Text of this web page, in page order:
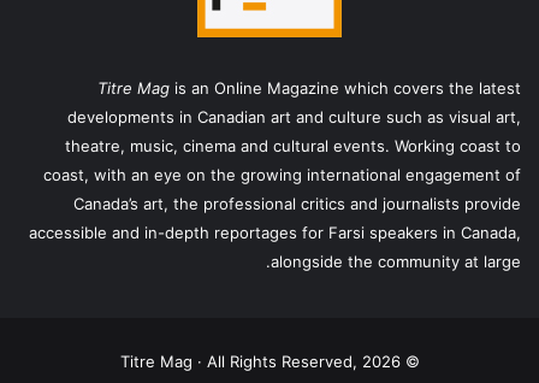
Titre Mag is an Online Magazine which covers the latest
developments in Canadian art and culture such as visual art,
theatre, music, cinema and cultural events. Working coast to
coast, with an eye on the growing international engagement of
Canada’s art, the professional critics and journalists provide
accessible and in-depth reportages for Farsi speakers in Canada,
alongside the community at large.
© Titre Mag · All Rights Reserved, 2026